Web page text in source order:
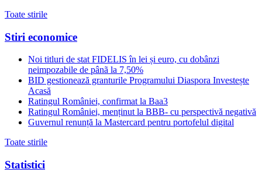
Toate stirile
Stiri economice
Noi titluri de stat FIDELIS în lei și euro, cu dobânzi
neimpozabile de pânã la 7,50%
BID gestionează granturile Programului Diaspora Investește
Acasă
Ratingul României, confirmat la Baa3
Ratingul României, menținut la BBB- cu perspectivă negativă
Guvernul renunță la Mastercard pentru portofelul digital
Toate stirile
Statistici